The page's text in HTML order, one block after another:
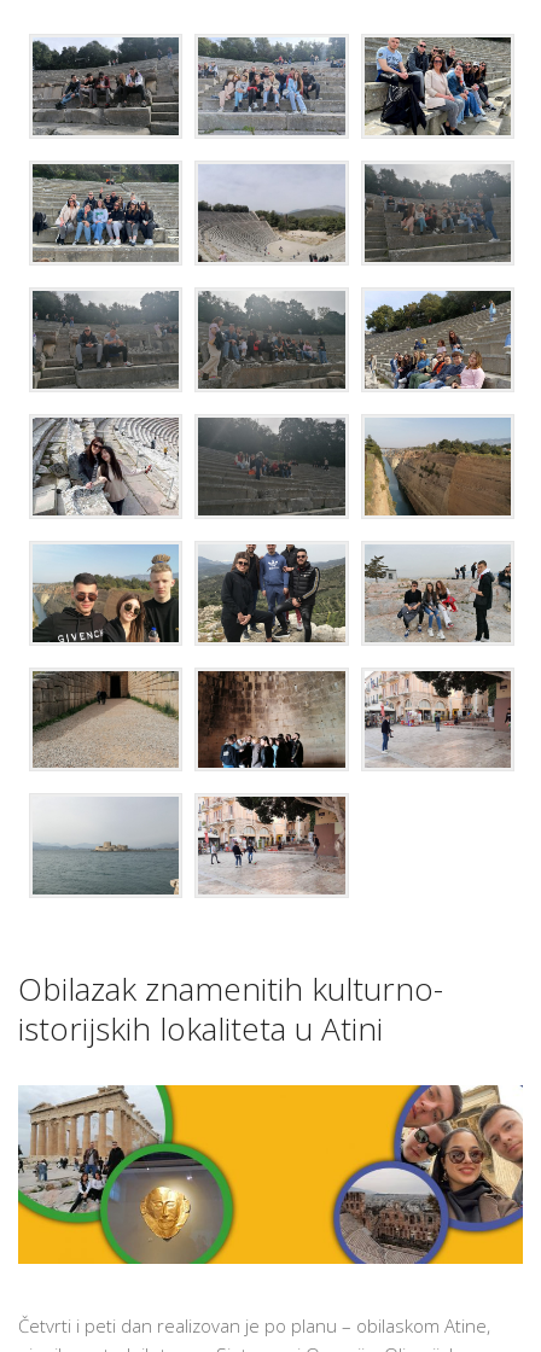
Obilazak znamenitih kulturno-
istorijskih lokaliteta u Atini
Četvrti i peti dan realizovan je po planu – obilaskom Atine,